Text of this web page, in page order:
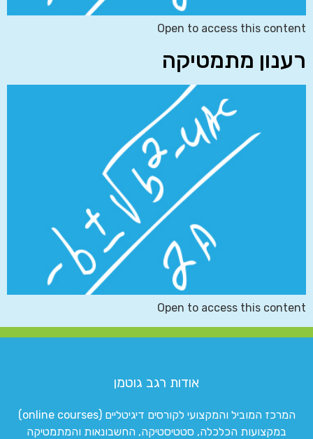
Open to access this content
רענון מתמטיקה
Open to access this content
אודות רגב גוטמן
המרכז המוביל והמקצועי לקורסים דיגיטליים (online courses)
במקצועות הכלכלה, סטטיסטיקה, החשבונאות והמתמטיקה